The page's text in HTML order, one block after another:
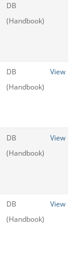
DB
(Handbook)
DB
(Handbook)
View
DB
(Handbook)
View
DB
(Handbook)
View